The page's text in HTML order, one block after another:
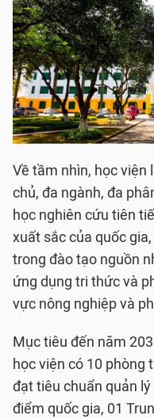
Về tầm nhìn, học viện
chủ, đa ngành, đa
học nghiên cứu tiên
xuất sắc của quốc
trong đào tạo nguồn
ứng dụng tri thức và
vực nông nghiệp và
Mục tiêu đến năm
học viện có 10 phòng
đạt tiêu chuẩn quản
điểm quốc gia, 01